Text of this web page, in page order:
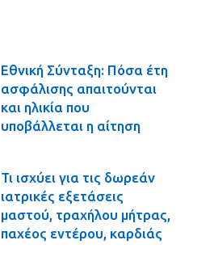
Εθνική Σύνταξη: Πόσα έτη
ασφάλισης απαιτούνται
και ηλικία που
υποβάλλεται η αίτηση
Τι ισχύει για τις δωρεάν
ιατρικές εξετάσεις
μαστού, τραχήλου μήτρας,
παχέος εντέρου, καρδιάς